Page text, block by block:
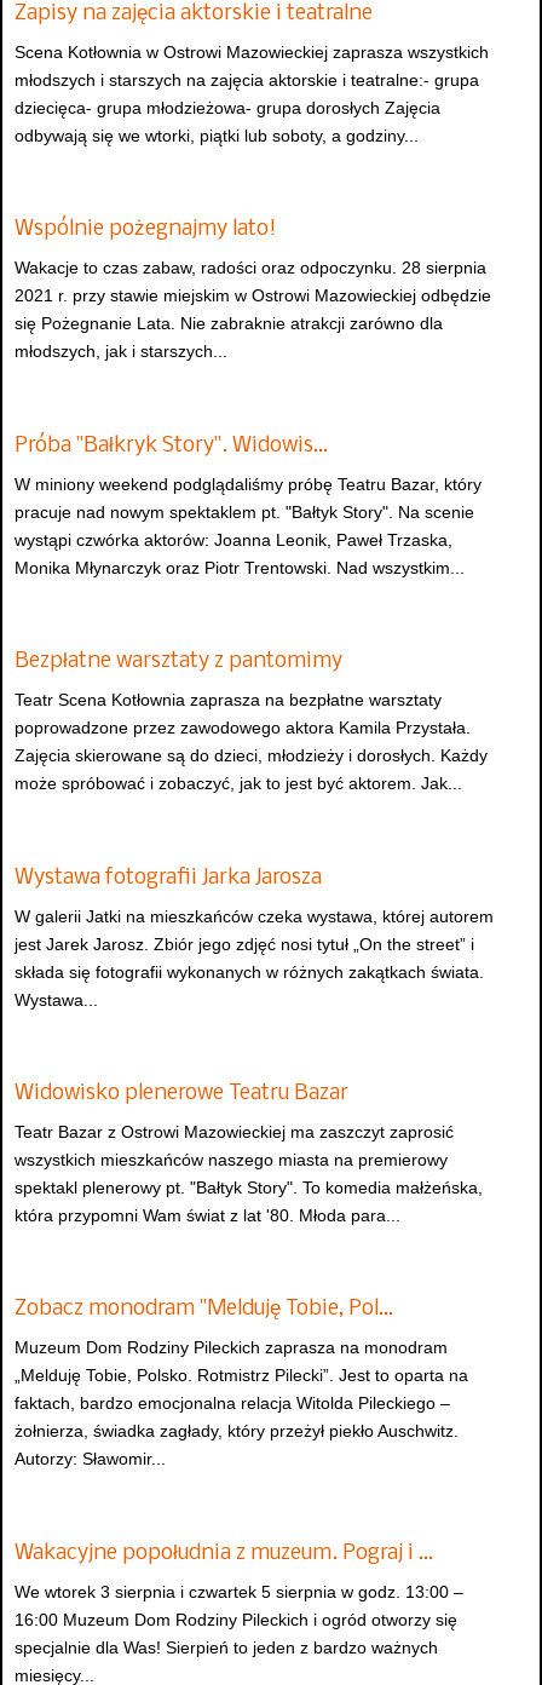
Zapisy na zajęcia aktorskie i teatralne
Scena Kotłownia w Ostrowi Mazowieckiej zaprasza wszystkich
młodszych i starszych na zajęcia aktorskie i teatralne:- grupa
dziecięca- grupa młodzieżowa- grupa dorosłych Zajęcia
odbywają się we wtorki, piątki lub soboty, a godziny...
Wspólnie pożegnajmy lato!
Wakacje to czas zabaw, radości oraz odpoczynku. 28 sierpnia
2021 r. przy stawie miejskim w Ostrowi Mazowieckiej odbędzie
się Pożegnanie Lata. Nie zabraknie atrakcji zarówno dla
młodszych, jak i starszych...
Próba "Bałkryk Story". Widowis…
W miniony weekend podglądaliśmy próbę Teatru Bazar, który
pracuje nad nowym spektaklem pt. "Bałtyk Story". Na scenie
wystąpi czwórka aktorów: Joanna Leonik, Paweł Trzaska,
Monika Młynarczyk oraz Piotr Trentowski. Nad wszystkim...
Bezpłatne warsztaty z pantomimy
Teatr Scena Kotłownia zaprasza na bezpłatne warsztaty
poprowadzone przez zawodowego aktora Kamila Przystała.
Zajęcia skierowane są do dzieci, młodzieży i dorosłych. Każdy
może spróbować i zobaczyć, jak to jest być aktorem. Jak...
Wystawa fotografii Jarka Jarosza
W galerii Jatki na mieszkańców czeka wystawa, której autorem
jest Jarek Jarosz. Zbiór jego zdjęć nosi tytuł „On the street” i
składa się fotografii wykonanych w różnych zakątkach świata.
Wystawa...
Widowisko plenerowe Teatru Bazar
Teatr Bazar z Ostrowi Mazowieckiej ma zaszczyt zaprosić
wszystkich mieszkańców naszego miasta na premierowy
spektakl plenerowy pt. "Bałtyk Story". To komedia małżeńska,
która przypomni Wam świat z lat '80. Młoda para...
Zobacz monodram "Melduję Tobie, Pol…
Muzeum Dom Rodziny Pileckich zaprasza na monodram
„Melduję Tobie, Polsko. Rotmistrz Pilecki”. Jest to oparta na
faktach, bardzo emocjonalna relacja Witolda Pileckiego –
żołnierza, świadka zagłady, który przeżył piekło Auschwitz.
Autorzy: Sławomir...
Wakacyjne popołudnia z muzeum. Pograj i …
We wtorek 3 sierpnia i czwartek 5 sierpnia w godz. 13:00 –
16:00 Muzeum Dom Rodziny Pileckich i ogród otworzy się
specjalnie dla Was! Sierpień to jeden z bardzo ważnych
miesięcy...